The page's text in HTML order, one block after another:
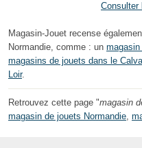
Consulter
Magasin-Jouet recense
Normandie, comme : un
magasins de jouets dans le
Loir.
Retrouvez cette page "magasin
magasin de jouets Normandie,